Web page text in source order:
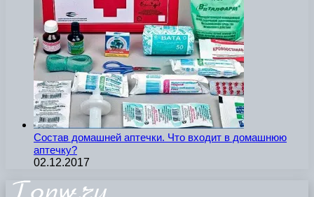
Состав домашней аптечки. Что входит в домашнюю
аптечку?
02.12.2017